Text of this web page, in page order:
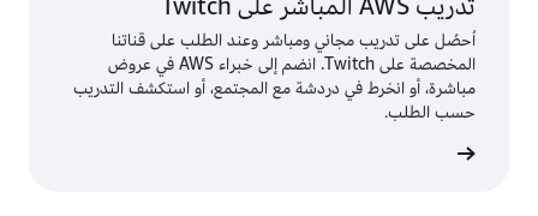
اُحصُل على تدريب مجاني ومباشر وعند الطلب على قناتنا
المخصصة على Twitch. انضم إلى خبراء AWS في عروض
مباشرة، أو انخرط في دردشة مع المجتمع، أو استكشف التدريب
حسب الطلب.